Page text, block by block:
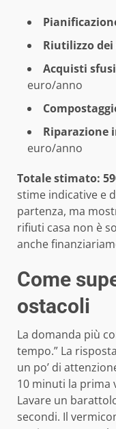
Riutilizzo
Acquisti
euro/anno
Riparazione
euro/anno
Totale stimato:
stime indicative e
partenza, ma
rifiuti casa non è
anche
Come
ostacoli
La domanda più
tempo.” La
un po’ di
10 minuti la prima
Lavare un
secondi. Il